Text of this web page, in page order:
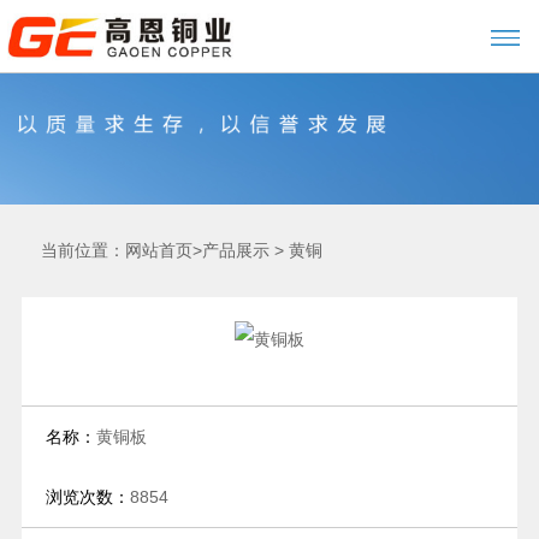
当前位置： 网站首页>产品展示 >黄铜
名称： 黄铜板
浏览次数： 8854